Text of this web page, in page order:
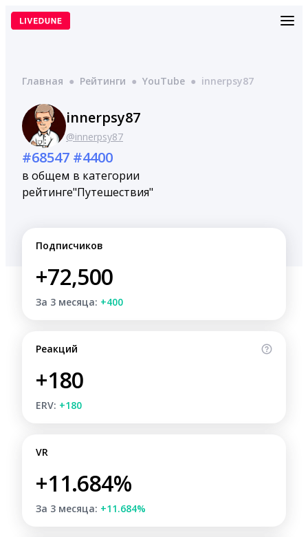
Перейти
Главная ● Рейтинги ● YouTube ● innerpsy87
innerpsy87
@innerpsy87
#68547
в общем
рейтинге
#4400
в категории
"Путешествия"
Подписчиков
+72,500
За 3 месяца: +400
Реакций
+180
ERV: +180
VR
+11.684%
За 3 месяца: +11.684%